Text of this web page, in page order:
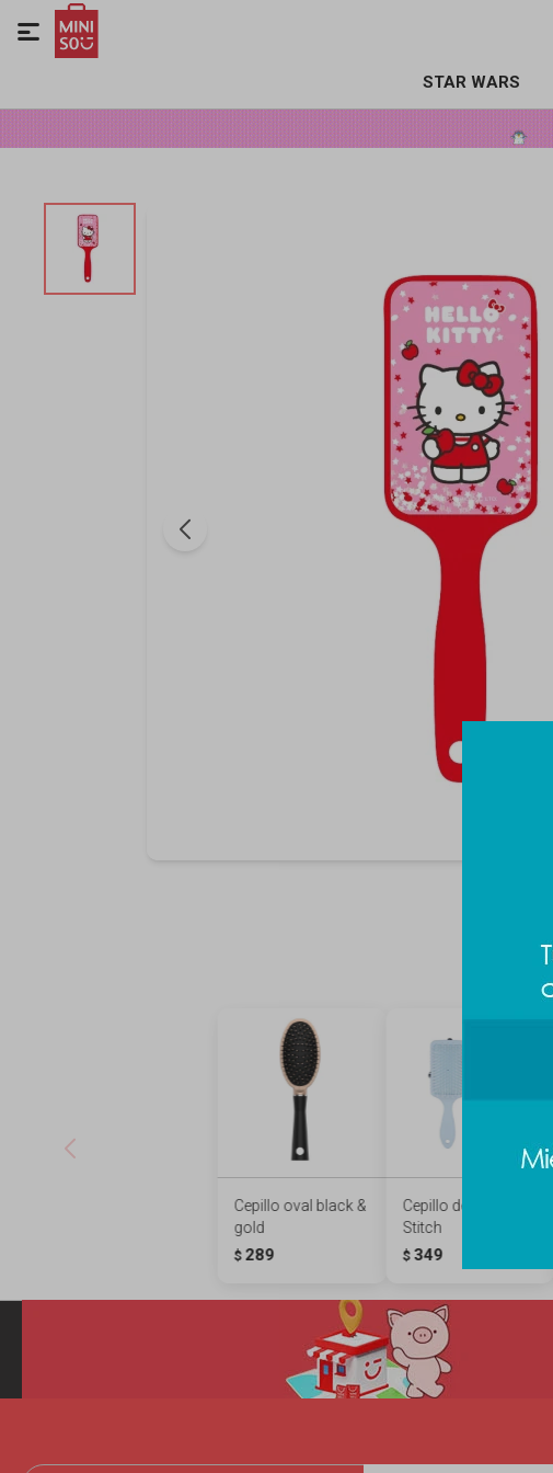
STAR WARS

Cepillo oval black &
gold
$ 289
Cepillo de cabello
Stitch
$ 349